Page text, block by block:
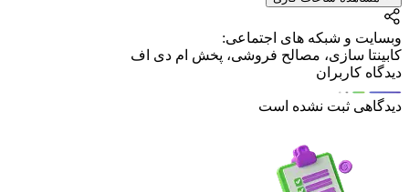
وبسایت و شبکه های اجتماعی:
کابینتا سازی، مصالح فروشی، پخش ام دی اف
دیدگاه کاربران
دیدگاهی ثبت نشده است